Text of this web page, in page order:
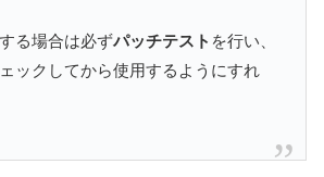
る場合は必ずパッチテスト を行い、
ックしてから使用するようにすれ